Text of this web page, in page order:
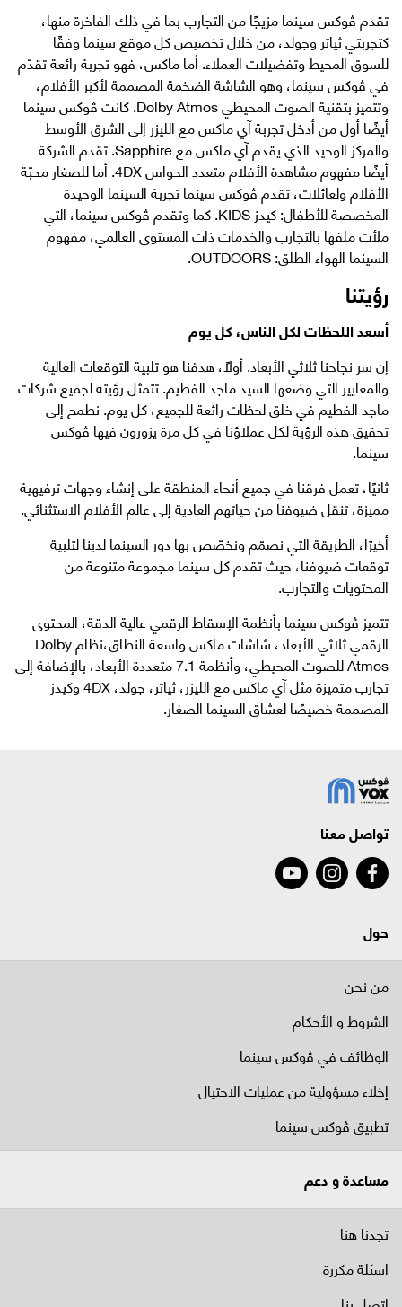
تقدم ڤوكس سينما مزيجًا من التجارب بما في ذلك الفاخرة منها،
كتجربتي ثياتر وجولد، من خلال تخصيص كل موقع سينما وفقًا
للسوق المحيط وتفضيلات العملاء. أما ماكس، فهو تجربة رائعة تقدّم
في ڤوكس سينما، وهو الشاشة الضخمة المصممة لأكبر الأفلام،
وتتميز بتقنية الصوت المحيطي Dolby Atmos. كانت ڤوكس سينما
أيضًا أول من أدخل تجربة آي ماكس مع الليزر إلى الشرق الأوسط
والمركز الوحيد الذي يقدم آي ماكس مع Sapphire. تقدم الشركة
أيضًا مفهوم مشاهدة الأفلام متعدد الحواس 4DX. أما للصغار محبّة
الأفلام ولعائلات، تقدم ڤوكس سينما تجربة السينما الوحيدة
المخصصة للأطفال: كيدز KIDS. كما وتقدم ڤوكس سينما، التي
ملأت ملفها بالتجارب والخدمات ذات المستوى العالمي، مفهوم
السينما الهواء الطلق: OUTDOORS.
رؤيتنا
أسعد اللحظات لكل الناس، كل يوم
إن سر نجاحنا ثلاثي الأبعاد. أولاً، هدفنا هو تلبية التوقعات العالية
والمعايير التي وضعها السيد ماجد الفطيم. تتمثل رؤيته لجميع شركات
ماجد الفطيم في خلق لحظات رائعة للجميع، كل يوم. نطمح إلى
تحقيق هذه الرؤية لكل عملاؤنا في كل مرة يزورون فيها ڤوكس
سينما.
ثانيًا، تعمل فرقنا في جميع أنحاء المنطقة على إنشاء وجهات ترفيهية
مميزة، تنقل ضيوفنا من حياتهم العادية إلى عالم الأفلام الاستثنائي.
أخيرًا، الطريقة التي نصمّم ونخصّص بها دور السينما لدينا لتلبية
توقعات ضيوفنا، حيث تقدم كل سينما مجموعة متنوعة من
المحتويات والتجارب.
تتميز ڤوكس سينما بأنظمة الإسقاط الرقمي عالية الدقة، المحتوى
الرقمي ثلاثي الأبعاد، شاشات ماكس واسعة النطاق،نظام Dolby
Atmos للصوت المحيطي، وأنظمة 7.1 متعددة الأبعاد، بالإضافة إلى
تجارب متميزة مثل آي ماكس مع الليزر، ثياتر، جولد، 4DX وكيدز
المصممة خصيصًا لعشاق السينما الصغار.
تواصل معنا
حول
من نحن
الشروط و الأحكام
الوظائف في ﭬوكس سينما
إخلاء مسؤولية من عمليات الاحتيال
تطبيق ڤوكس سينما
مساعدة و دعم
تجدنا هنا
اسئلة مكررة